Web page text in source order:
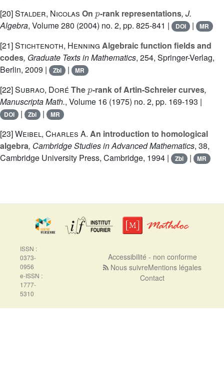
[20]Stalder, Nicolas On -rank representations, J.
Algebra, Volume 280 (2004) no. 2, pp. 825-841 | DOI | MR
[21]Stichtenoth, Henning Algebraic function fields and
codes, Graduate Texts in Mathematics, 254, Springer-Verlag,
Berlin, 2009 |
Zbl | MR
[22]Subrao, Doré The -rank of Artin-Schreier curves,
Manuscripta Math., Volume 16 (1975) no. 2, pp. 169-193 |
DOI | Zbl | MR
[23]Weibel, Charles A. An introduction to homological
algebra, Cambridge Studies in Advanced Mathematics, 38,
Cambridge University Press, Cambridge, 1994 |
Zbl | MR
ISSN :
0373-
0956
e-ISSN :
1777-
5310
Accessibilité - non conforme
Nous suivreMentions légales
Contact